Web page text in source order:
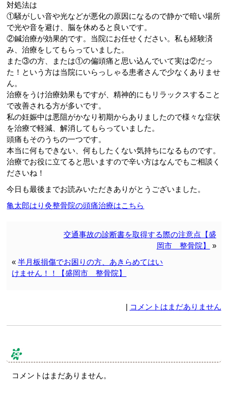
対処法は
①騒がしい音や光などが悪化の原因になるので静かで暗い場所
で光や音を避け、脳を休めると良いです。
②鍼治療が効果的です。当院にお任せください。私も経験済
み、治療をしてもらっていました。
また③の方、または①の偏頭痛と思い込んでいて実は②だっ
た！ という方は当院にいらっしゃる患者さんで少なくありませ
ん。
治療をうけ治療効果もですが、精神的にもリラックスすること
で改善される方が多いです。
私の妊娠中は悪阻がかなり初期からありましたので様々な症状
を治療で軽減、解消してもらっていました。
頭痛もそのうちの一つです。
本当に何もできない、何もしたくない気持ちになるものです。
治療でお役に立てると思いますので辛い方はなんでもご相談く
ださ いね！
今日も最後までお読みいただきありがとうございました。
亀太郎はり灸整骨院の頭痛治療はこちら
交通事故の診断書を取得する際の注意点【盛
岡市 整骨院】
»
«半月板損傷でお困りの方、あきらめてはい
けません！！【盛岡市 整骨院】
| コメントはまだありません
コメント & トラックバック
コメントはまだありません。